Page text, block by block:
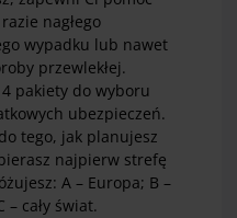
nagłego
wypadku lub nawet
przewlekłej.
pakiety do wyboru
ubezpieczeń.
tego, jak planujesz
najpierw strefę
A – Europa; B –
– cały świat.